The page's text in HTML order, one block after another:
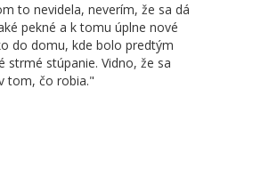
to nevidela, neverím, že sa dá
pekné a k tomu úplne nové
do domu, kde bolo predtým
strmé stúpanie. Vidno, že sa
tom, čo robia.